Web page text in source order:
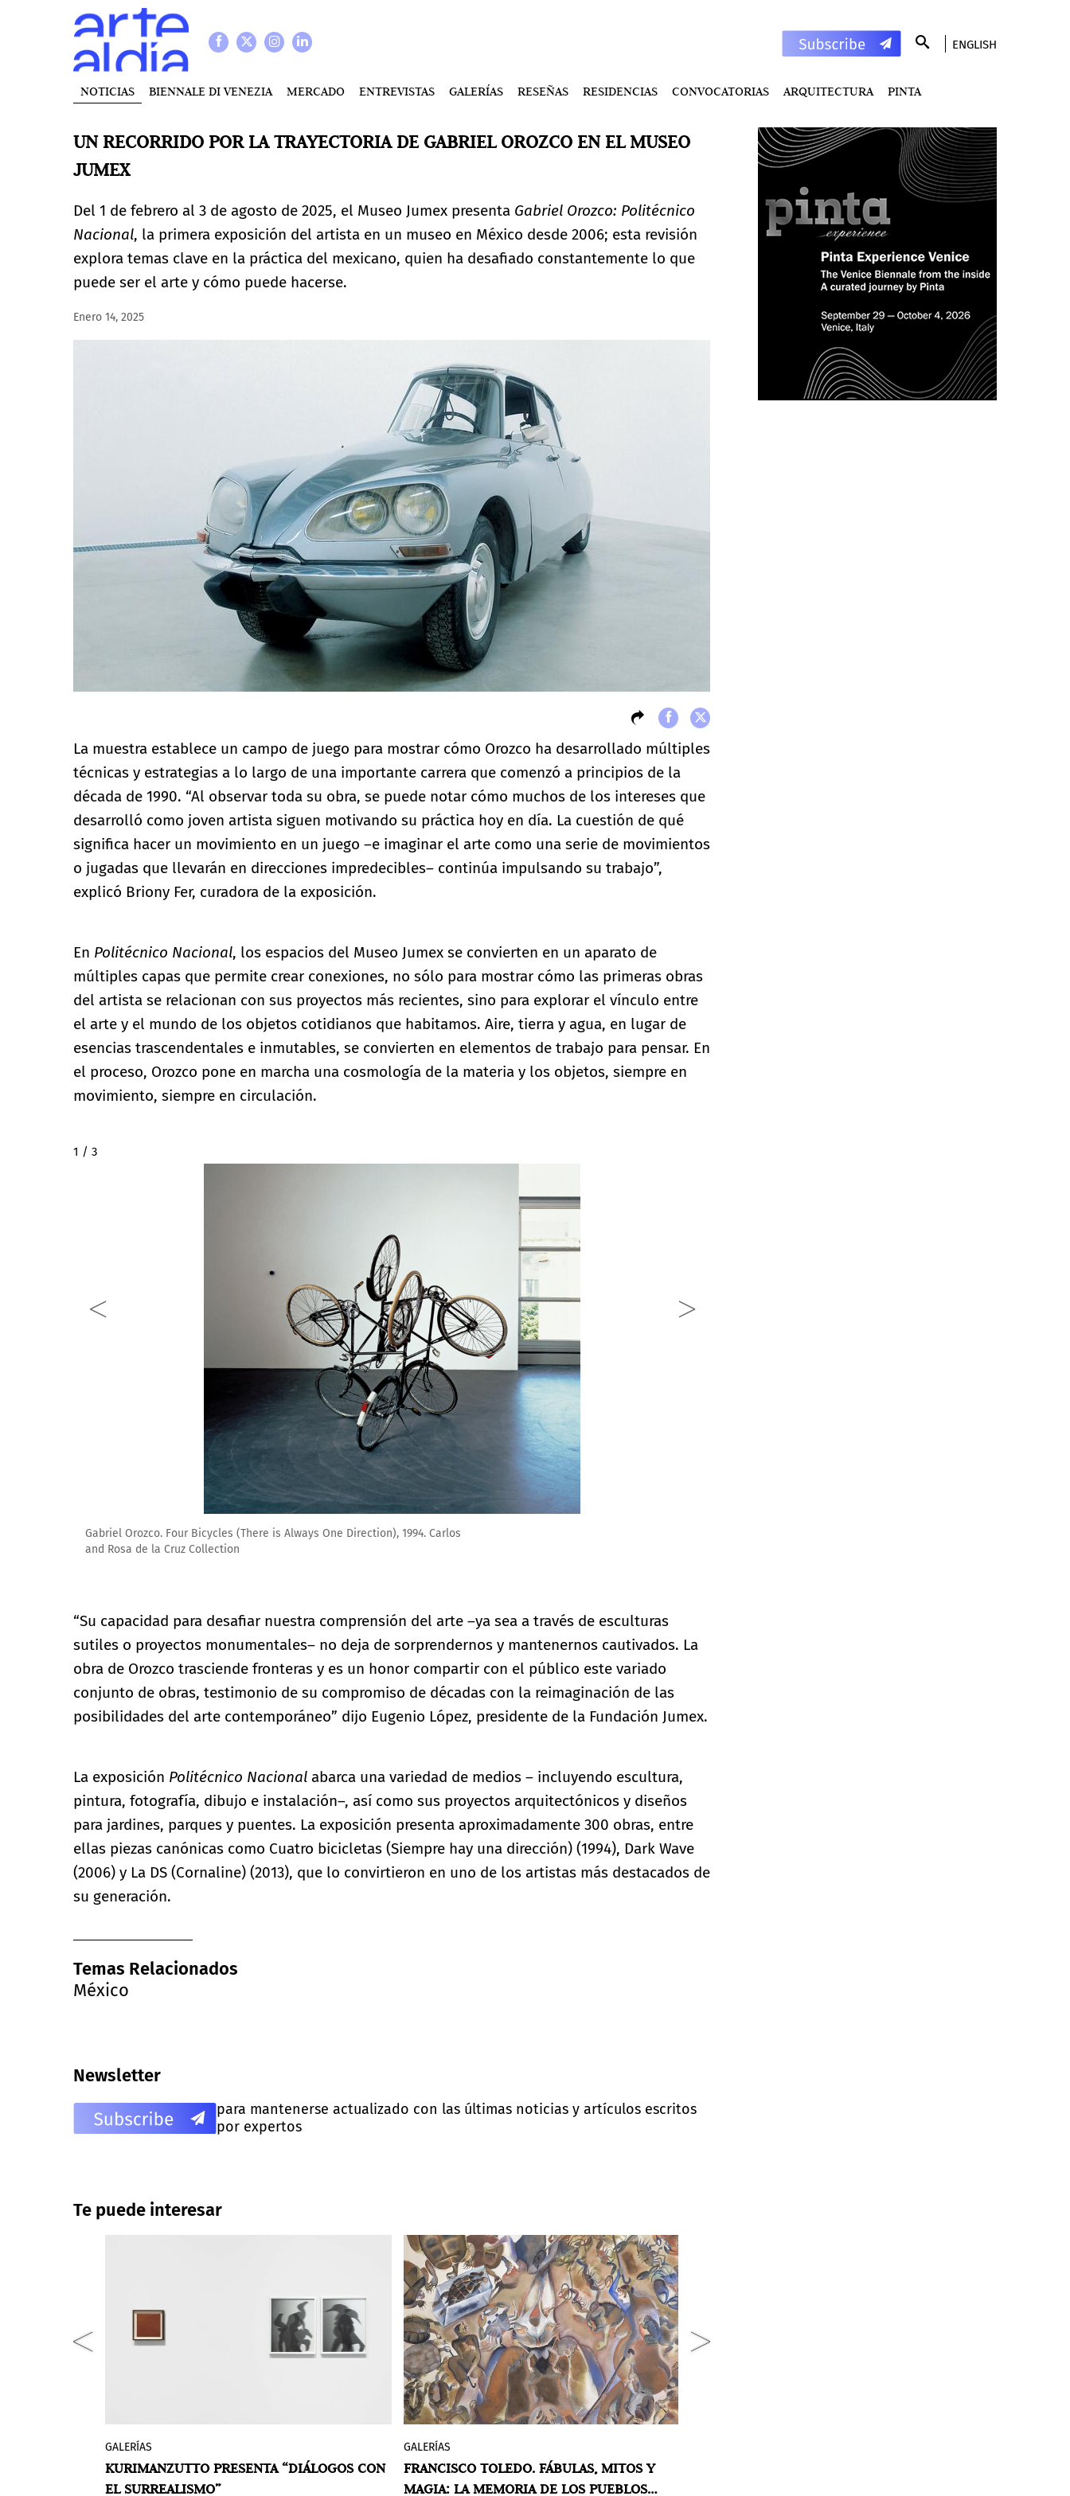
ENGLISH
NOTICIAS BIENNALE DI VENEZIA MERCADO ENTREVISTAS GALERÍAS RESEÑAS RESIDENCIAS CONVOCATORIAS ARQUITECTURA PINTA
UN RECORRIDO POR LA TRAYECTORIA DE GABRIEL OROZCO EN EL MUSEO
JUMEX
Del 1 de febrero al 3 de agosto de 2025, el Museo Jumex presenta Gabriel Orozco: Politécnico
Nacional, la primera exposición del artista en un museo en México desde 2006; esta revisión
explora temas clave en la práctica del mexicano, quien ha desafiado constantemente lo que
puede ser el arte y cómo puede hacerse.
Enero 14, 2025
La muestra establece un campo de juego para mostrar cómo Orozco ha desarrollado múltiples
técnicas y estrategias a lo largo de una importante carrera que comenzó a principios de la
década de 1990. “Al observar toda su obra, se puede notar cómo muchos de los intereses que
desarrolló como joven artista siguen motivando su práctica hoy en día. La cuestión de qué
significa hacer un movimiento en un juego –e imaginar el arte como una serie de movimientos
o jugadas que llevarán en direcciones impredecibles– continúa impulsando su trabajo”,
explicó Briony Fer, curadora de la exposición.
En Politécnico Nacional, los espacios del Museo Jumex se convierten en un aparato de
múltiples capas que permite crear conexiones, no sólo para mostrar cómo las primeras obras
del artista se relacionan con sus proyectos más recientes, sino para explorar el vínculo entre
el arte y el mundo de los objetos cotidianos que habitamos. Aire, tierra y agua, en lugar de
esencias trascendentales e inmutables, se convierten en elementos de trabajo para pensar. En
el proceso, Orozco pone en marcha una cosmología de la materia y los objetos, siempre en
movimiento, siempre en circulación.
2 / 3
Gabriel Orozco. Dark Wave, 2006. Calcium carbonate and resin with graphite
“Su capacidad para desafiar nuestra comprensión del arte –ya sea a través de esculturas
sutiles o proyectos monumentales– no deja de sorprendernos y mantenernos cautivados. La
obra de Orozco trasciende fronteras y es un honor compartir con el público este variado
conjunto de obras, testimonio de su compromiso de décadas con la reimaginación de las
posibilidades del arte contemporáneo” dijo Eugenio López, presidente de la Fundación Jumex.
La exposición Politécnico Nacional abarca una variedad de medios – incluyendo escultura,
pintura, fotografía, dibujo e instalación–, así como sus proyectos arquitectónicos y diseños
para jardines, parques y puentes. La exposición presenta aproximadamente 300 obras, entre
ellas piezas canónicas como Cuatro bicicletas (Siempre hay una dirección) (1994), Dark Wave
(2006) y La DS (Cornaline) (2013), que lo convirtieron en uno de los artistas más destacados de
su generación.
Temas Relacionados
México
Newsletter
para mantenerse actualizado con las últimas noticias y artículos escritos
por expertos
Te puede interesar
Con motivo del centenario del primer
Manifiesto Surrealista, kurimanzutto
revisita su colección para presentar una
GALERÍAS
KURIMANZUTTO PRESENTA “DIÁLOGOS CON
EL SURREALISMO”
En la galería Pablo Goebel Fine Arts se
exhibe la obra del maestro Francisco
Toledo, figura central en el arte
GALERÍAS
FRANCISCO TOLEDO. FÁBULAS, MITOS Y
MAGIA: LA MEMORIA DE LOS PUEBLOS